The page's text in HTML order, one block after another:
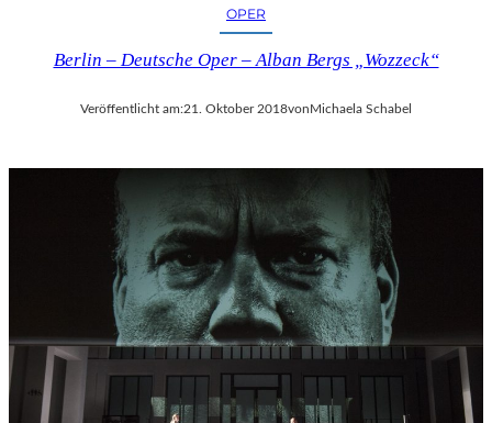
N
R
OPER
Berlin – Deutsche Oper – Alban Bergs „Wozzeck“
Veröffentlicht am:21. Oktober 2018vonMichaela Schabel